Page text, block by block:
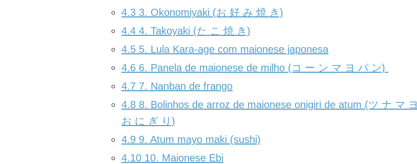
4.3 3. Okonomiyaki (お 好 み 焼 き)
4.4 4. Takoyaki (た こ 焼 き)
4.5 5. Lula Kara-age com maionese japonesa
4.6 6. Panela de maionese de milho (コ ー ン マ ヨ パ ン)
4.7 7. Nanban de frango
4.8 8. Bolinhos de arroz de maionese onigiri de atum (ツ ナ マ ヨ
お に ぎ り)
4.9 9. Atum mayo maki (sushi)
4.10 10. Maionese Ebi